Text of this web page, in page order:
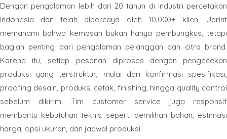
Dengan pengalaman lebih dari 20 tahun di industri percetakan
Indonesia dan telah dipercaya oleh 10.000+ klien, Uprint
memahami bahwa kemasan bukan hanya pembungkus, tetapi
bagian penting dari pengalaman pelanggan dan citra brand.
Karena itu, setiap pesanan diproses dengan pengecekan
produksi yang terstruktur, mulai dari konfirmasi spesifikasi,
proofing desain, produksi cetak, finishing, hingga quality control
sebelum dikirim. Tim customer service juga responsif
membantu kebutuhan teknis seperti pemilihan bahan, estimasi
harga, opsi ukuran, dan jadwal produksi.